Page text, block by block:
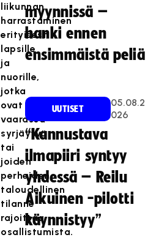
liikunnan
harrastaminen
erityisesti
lapsille
ja
nuorille,
jotka
ovat
vaarassa
syrjäytyä
tai
joiden
perheiden
taloudellinen
tilanne
rajoittaa
osallistumista.
myynnissä –
hanki ennen
ensimmäistä peliä
UUTISET
05.08.2
026
“Kannustava
ilmapiiri syntyy
yhdessä – Reilu
Aikuinen -pilotti
käynnistyy”